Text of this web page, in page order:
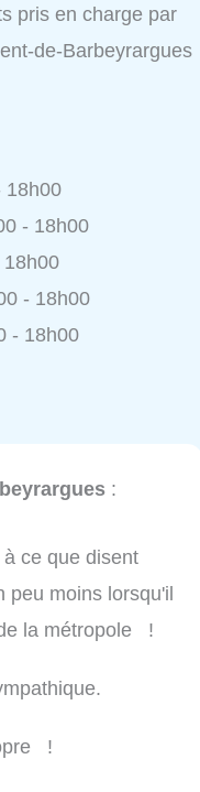
pris en charge par
de-Barbeyrargues
18h00
- 18h00
- 18h00
- 18h00
:
ce que disent
peu moins lorsqu'il
la métropole !
!